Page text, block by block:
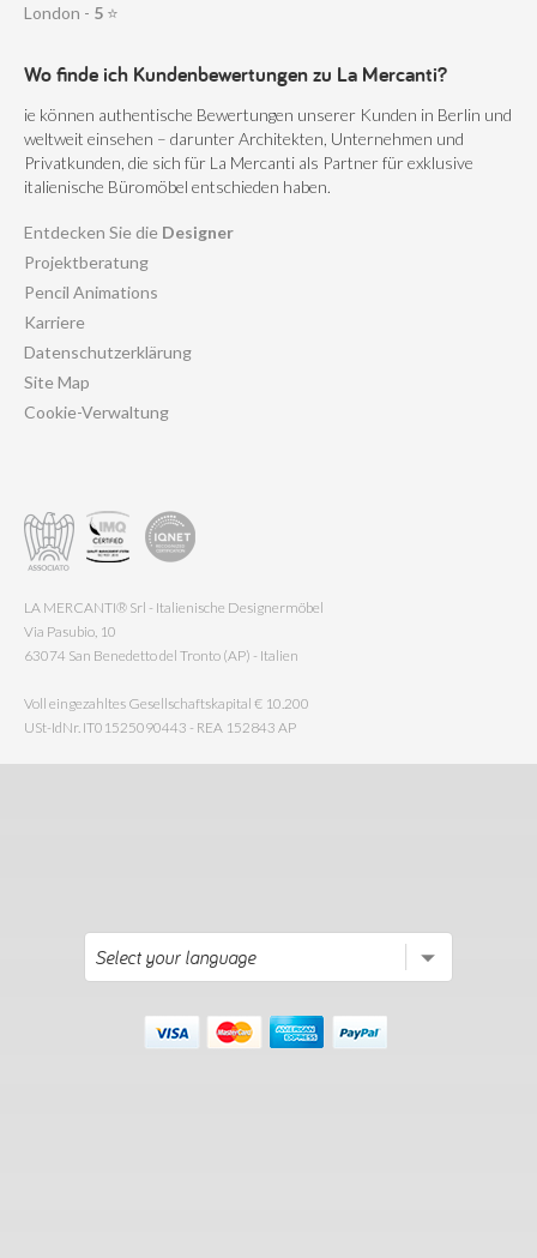
London - 5 ⭐
Wo finde ich Kundenbewertungen zu La Mercanti?
ie können authentische Bewertungen unserer Kunden in Berlin und
weltweit einsehen – darunter Architekten, Unternehmen und
Privatkunden, die sich für La Mercanti als Partner für exklusive
italienische Büromöbel entschieden haben.
Entdecken Sie die Designer
Projektberatung
Pencil Animations
Karriere
Datenschutzerklärung
Site Map
Cookie-Verwaltung
LA MERCANTI® Srl - Italienische Designermöbel
Via Pasubio, 10
63074 San Benedetto del Tronto (AP) - Italien
Voll eingezahltes Gesellschaftskapital € 10.200
USt-IdNr. IT01525090443 - REA 152843 AP